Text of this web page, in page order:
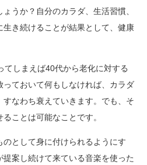
うか？自分のカラダ、生活習慣、
き続けることが結果として、健康
てしまえば40代から老化に対する
ておいて何もしなければ、カラダ
なわち衰えていきます。でも、そ
ことは可能なことです。
として身に付けられるようにす
案し続けて来ている音楽を使った